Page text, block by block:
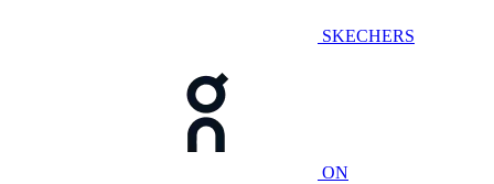
SKECHERS
ON